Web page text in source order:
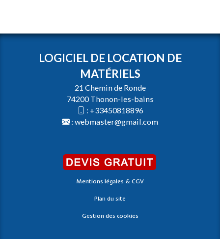
LOGICIEL DE LOCATION DE
MATÉRIELS
21 Chemin de Ronde
74200 Thonon-les-bains
: +33450818896
: webmaster@gmail.com
Mentions légales & CGV
Plan du site
Gestion des cookies